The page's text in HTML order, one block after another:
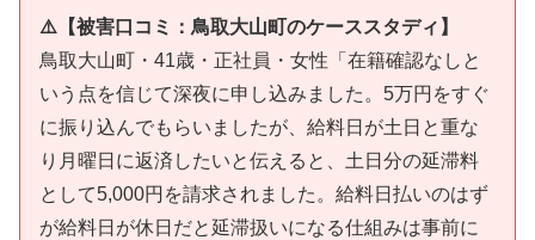
⚠️【被害口コミ：鳥取大山町のケーススタディ】
鳥取大山町・41歳・正社員・女性「在籍確認なしと
いう点を信じて深夜に申し込みました。5万円をすぐ
に振り込んでもらいましたが、給料日が土日と重な
り月曜日に返済したいと伝えると、土日分の延滞料
として5,000円を請求されました。給料日払いのはず
が給料日が休日だと延滞扱いになる仕組みは事前に